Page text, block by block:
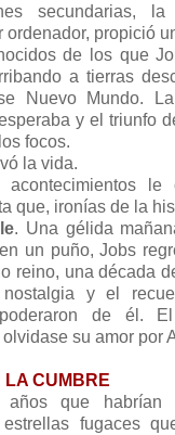
secundarias,
ordenador, propició
de los que
a tierras
Nuevo Mundo.
y el triunfo
focos.
la vida.
le
que, ironías de la
. Una gélida
un puño, Jobs
reino, una década
nostalgia y el
de él.
su amor por
LA CUMBRE
años que habrían
fugaces